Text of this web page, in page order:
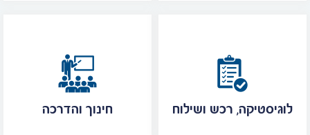
חינוך והדרכה לוגיסטיקה, רכש ושילוח